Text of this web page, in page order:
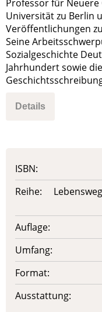
Professor für
Universität zu Berlin
Veröffentlichungen
Seine
Sozialgeschichte
Jahrhundert sowie
Details
ISBN:
Reihe:
Auflage:
Umfang:
Format:
Ausstattung: